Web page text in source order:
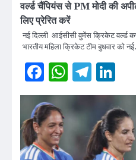
वर्ल्ड चैंपियंस से PM मोदी की
लिए प्रेरित करें
नई दिल्ली आईसीसी वुमेंस क्रिकेट वर्ल्ड
भारतीय महिला क्रिकेट टीम बुधवार को
Facebook